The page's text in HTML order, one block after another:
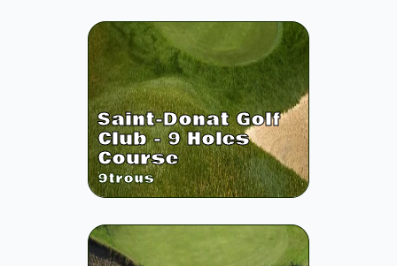
Saint-Donat Golf
Club - 9 Holes
Course
9trous